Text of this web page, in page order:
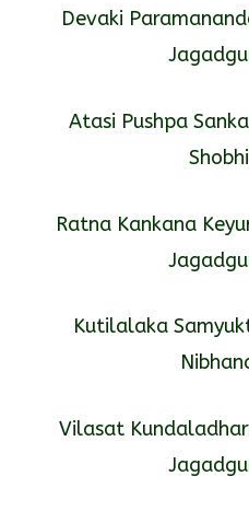
Devaki
Atasi Pushpa
Ratna Kankana
Kutilalaka
Vilasat